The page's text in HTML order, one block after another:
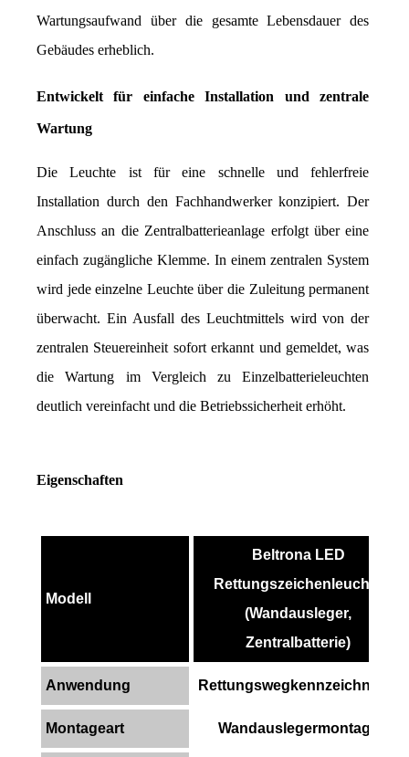
Wartungsaufwand über die gesamte Lebensdauer des
Gebäudes erheblich.
Entwickelt für einfache Installation und zentrale
Wartung
Die Leuchte ist für eine schnelle und fehlerfreie
Installation durch den Fachhandwerker konzipiert. Der
Anschluss an die Zentralbatterieanlage erfolgt über eine
einfach zugängliche Klemme. In einem zentralen System
wird jede einzelne Leuchte über die Zuleitung permanent
überwacht. Ein Ausfall des Leuchtmittels wird von der
zentralen Steuereinheit sofort erkannt und gemeldet, was
die Wartung im Vergleich zu Einzelbatterieleuchten
deutlich vereinfacht und die Betriebssicherheit erhöht.
Eigenschaften
Modell
Beltrona LED
Rettungszeichenleuchte
(Wandausleger,
Zentralbatterie)
Anwendung Rettungswegkennzeichnung
Montageart Wandauslegermontage